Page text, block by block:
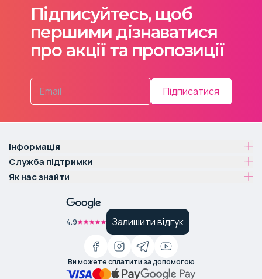
Підписуйтесь, щоб
першими дізнаватися
про акції та пропозиції
Підписатися
Інформація
Служба підтримки
Як нас знайти
4.9 Залишити відгук
Ви можете сплатити за допомогою